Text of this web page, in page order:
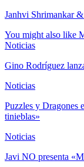
Janhvi Shrimankar
You might also like
Noticias
Gino Rodríguez
Noticias
Puzzles y Dragones
tinieblas»
Noticias
Javi NO presenta